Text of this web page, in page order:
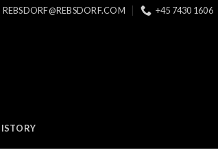
REBSDORF@REBSDORF.COM +45 7430 1606